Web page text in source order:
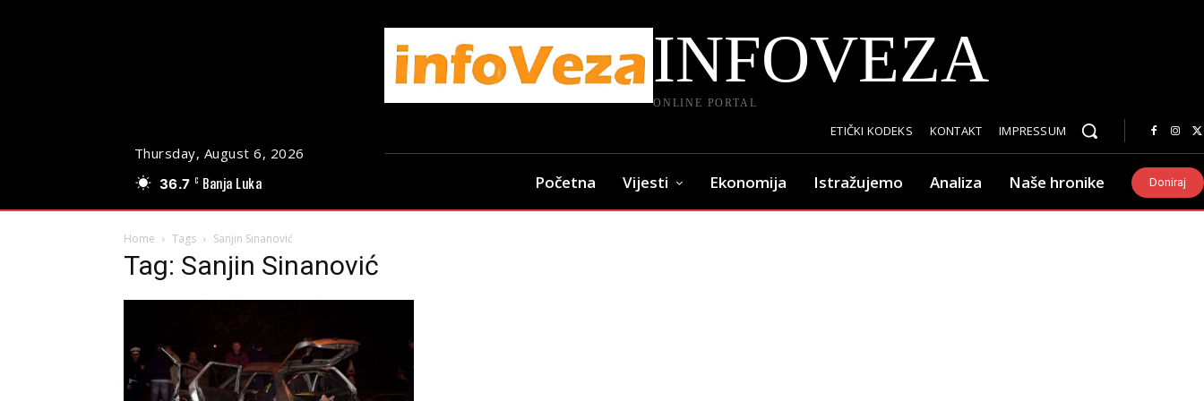
Thursday, August 6, 2026
36.7 C Banja Luka
INFOVEZA
ONLINE PORTAL
ETIČKI KODEKS KONTAKT IMPRESSUM
Početna Vijesti Ekonomija Istražujemo Analiza Naše hronike Doniraj
Home Tags Sanjin Sinanović
Tag: Sanjin Sinanović